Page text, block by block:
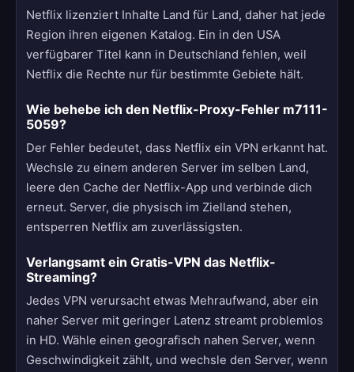
Netflix lizenziert Inhalte Land für Land, daher hat jede
Region ihren eigenen Katalog. Ein in den USA
verfügbarer Titel kann in Deutschland fehlen, weil
Netflix die Rechte nur für bestimmte Gebiete hält.
Wie behebe ich den Netflix-Proxy-Fehler m7111-
5059?
Der Fehler bedeutet, dass Netflix ein VPN erkannt hat.
Wechsle zu einem anderen Server im selben Land,
leere den Cache der Netflix-App und verbinde dich
erneut. Server, die physisch im Zielland stehen,
entsperren Netflix am zuverlässigsten.
Verlangsamt ein Gratis-VPN das Netflix-
Streaming?
Jedes VPN verursacht etwas Mehraufwand, aber ein
naher Server mit geringer Latenz streamt problemlos
in HD. Wähle einen geografisch nahen Server, wenn
Geschwindigkeit zählt, und wechsle den Server, wenn